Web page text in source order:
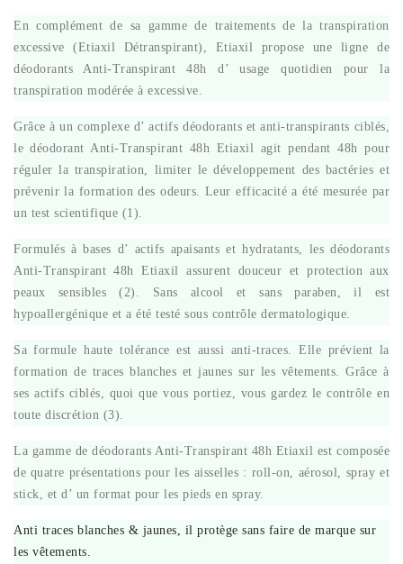
En complément de sa gamme de traitements de la transpiration
excessive (Etiaxil Détranspirant), Etiaxil propose une ligne de
déodorants Anti-Transpirant 48h d’ usage quotidien pour la
transpiration modérée à excessive.
Grâce à un complexe d’ actifs déodorants et anti-transpirants ciblés,
le déodorant Anti-Transpirant 48h Etiaxil agit pendant 48h pour
réguler la transpiration, limiter le développement des bactéries et
prévenir la formation des odeurs. Leur efficacité a été mesurée par
un test scientifique (1).
Formulés à bases d’ actifs apaisants et hydratants, les déodorants
Anti-Transpirant 48h Etiaxil assurent douceur et protection aux
peaux sensibles (2). Sans alcool et sans paraben, il est
hypoallergénique et a été testé sous contrôle dermatologique.
Sa formule haute tolérance est aussi anti-traces. Elle prévient la
formation de traces blanches et jaunes sur les vêtements. Grâce à
ses actifs ciblés, quoi que vous portiez, vous gardez le contrôle en
toute discrétion (3).
La gamme de déodorants Anti-Transpirant 48h Etiaxil est composée
de quatre présentations pour les aisselles : roll-on, aérosol, spray et
stick, et d’ un format pour les pieds en spray.
Anti traces blanches & jaunes, il protège sans faire de marque sur
les vêtements.